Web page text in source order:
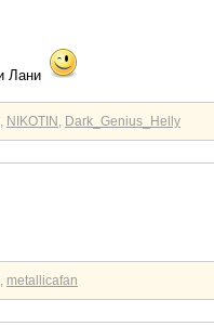
Лани
, NIKOTIN , Dark_Genius_Helly
, metallicafan